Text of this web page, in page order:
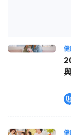
健
健